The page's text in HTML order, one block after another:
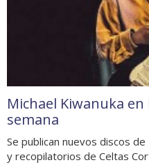
Michael Kiwanuka en
semana
Se publican nuevos discos
y recopilatorios de Celtas